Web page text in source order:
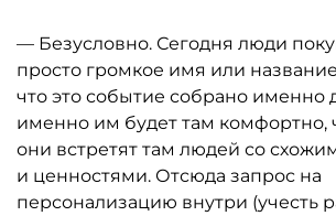
— Безусловно. Сегодня люди
просто громкое имя или
что это событие собрано именно
именно им будет там комфортно,
они встретят там людей со
и ценностями. Отсюда запрос на
персонализацию внутри (учесть